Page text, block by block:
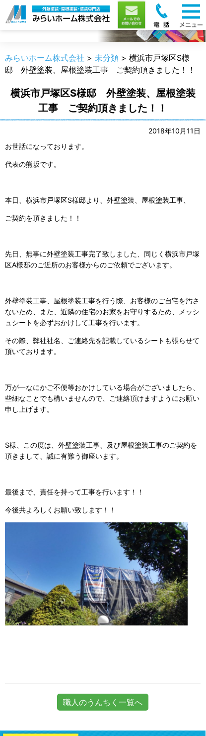
職人のうんちく
みらいホーム株式会社 > 未分類 > 横浜市戸塚区S様
邸 外壁塗装、屋根塗装工事 ご契約頂きました！！
横浜市戸塚区S様邸 外壁塗装、屋根塗装
工事 ご契約頂きました！！
2018年10月11日
お世話になっております。
代表の熊坂です。
本日、横浜市戸塚区S様邸より、外壁塗装、屋根塗装工事、
ご契約を頂きました！！
先日、無事に外壁塗装工事完了致しました、同じく横浜市戸塚
区A様邸のご近所のお客様からのご依頼でございます。
外壁塗装工事、屋根塗装工事を行う際、お客様のご自宅を汚さ
ないため、また、近隣の住宅のお家をお守りするため、メッシ
ュシートを必ずおかけして工事を行います。
その際、弊社社名、ご連絡先を記載しているシートも張らせて
頂いております。
万が一なにかご不便等おかけしている場合がございましたら、
些細なことでも構いませんので、ご連絡頂けますようにお願い
申し上げます。
S様、この度は、外壁塗装工事、及び屋根塗装工事のご契約を
頂きまして、誠に有難う御座います。
最後まで、責任を持って工事を行います！！
今後共よろしくお願い致します！！
職人のうんちく一覧へ